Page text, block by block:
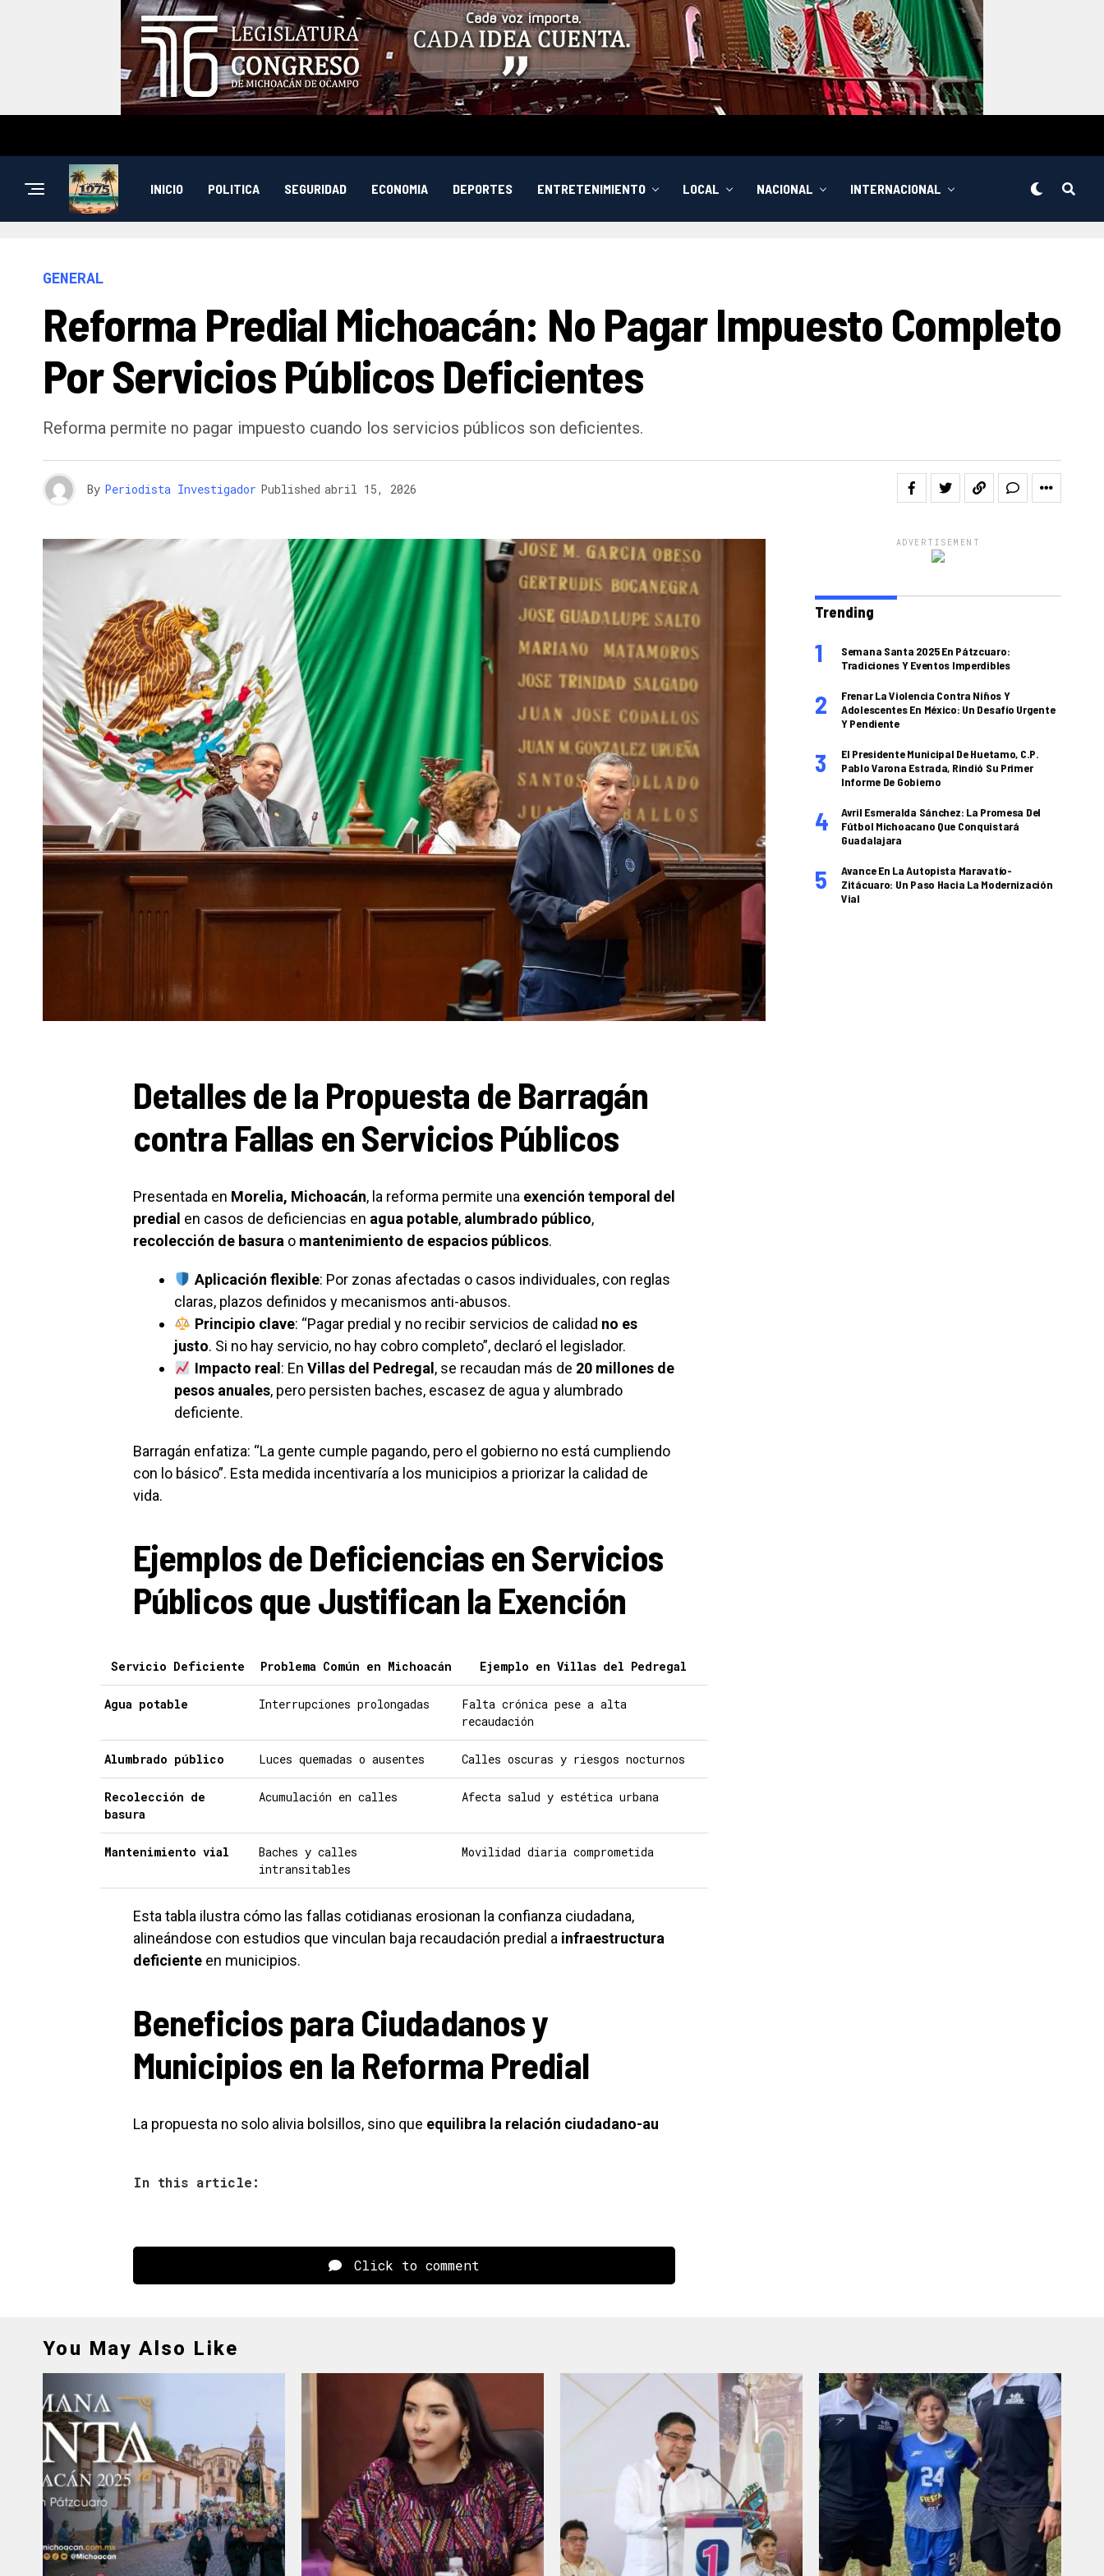
INICIO POLITICA SEGURIDAD ECONOMIA DEPORTES ENTRETENIMIENTO LOCAL NACIONAL INTERNACIONAL
GENERAL
Reforma Predial Michoacán: No Pagar Impuesto Completo
Por Servicios Públicos Deficientes
Reforma permite no pagar impuesto cuando los servicios públicos son deficientes.
By Periodista Investigador Published abril 15, 2026
Detalles de la Propuesta de Barragán
contra Fallas en Servicios Públicos
Presentada en Morelia, Michoacán, la reforma permite una exención temporal del
predial en casos de deficiencias en agua potable, alumbrado público,
recolección de basura o mantenimiento de espacios públicos.
Aplicación flexible: Por zonas afectadas o casos individuales, con reglas
claras, plazos definidos y mecanismos anti-abusos.
Principio clave: “Pagar predial y no recibir servicios de calidad no es
justo. Si no hay servicio, no hay cobro completo”, declaró el legislador.
Impacto real : En Villas del Pedregal , se recaudan más de 20 millones de
pesos anuales, pero persisten baches, escasez de agua y alumbrado
deficiente.
Barragán enfatiza: “La gente cumple pagando, pero el gobierno no está cumpliendo
con lo básico”. Esta medida incentivaría a los municipios a priorizar la calidad de
vida.
Ejemplos de Deficiencias en Servicios
Públicos que Justifican la Exención
Servicio Deficiente Problema Común en Michoacán Ejemplo en Villas del Pedregal
Agua potable Interrupciones prolongadas
Falta crónica pese a alta
recaudación
Alumbrado público Luces quemadas o ausentes Calles oscuras y riesgos nocturnos
Recolección de
basura
Acumulación en calles Afecta salud y estética urbana
Mantenimiento vial
Baches y calles
intransitables
Movilidad diaria comprometida
Esta tabla ilustra cómo las fallas cotidianas erosionan la confianza ciudadana,
alineándose con estudios que vinculan baja recaudación predial a infraestructura
deficiente en municipios.
Beneficios para Ciudadanos y
Municipios en la Reforma Predial
La propuesta no solo alivia bolsillos, sino que equilibra la relación ciudadano-au
In this article:
Click to comment
ADVERTISEMENT
Trending
Semana Santa 2025 En Pátzcuaro:
Tradiciones Y Eventos Imperdibles
Frenar La Violencia Contra Niños Y
Adolescentes En México: Un Desafío Urgente
Y Pendiente
El Presidente Municipal De Huetamo, C.P.
Pablo Varona Estrada, Rindió Su Primer
Informe De Gobierno
Avril Esmeralda Sánchez: La Promesa Del
Fútbol Michoacano Que Conquistará
Guadalajara
Avance En La Autopista Maravatío-
Zitácuaro: Un Paso Hacia La Modernización
Vial
You May Also Like